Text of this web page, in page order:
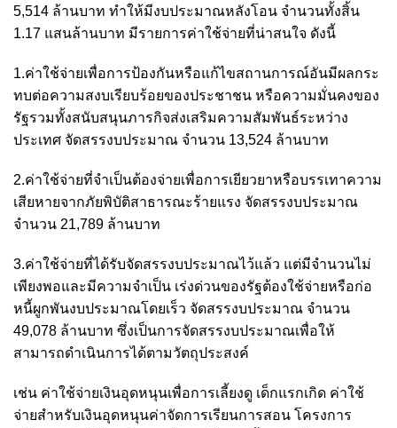
5,514 ล้านบาท ทำให้มีงบประมาณหลังโอน จำนวนทั้งสิ้น
1.17 แสนล้านบาท มีรายการค่าใช้จ่ายที่น่าสนใจ ดังนี้
1.ค่าใช้จ่ายเพื่อการป้องกันหรือแก้ไขสถานการณ์อันมีผลกระ
ทบต่อความสงบเรียบร้อยของประชาชน หรือความมั่นคงของ
รัฐรวมทั้งสนับสนุนภารกิจส่งเสริมความสัมพันธ์ระหว่าง
ประเทศ จัดสรรงบประมาณ จำนวน 13,524 ล้านบาท
2.ค่าใช้จ่ายที่จำเป็นต้องจ่ายเพื่อการเยียวยาหรือบรรเทาความ
เสียหายจากภัยพิบัติสาธารณะร้ายแรง จัดสรรงบประมาณ
จำนวน 21,789 ล้านบาท
3.ค่าใช้จ่ายที่ได้รับจัดสรรงบประมาณไว้แล้ว แต่มีจำนวนไม่
เพียงพอและมีความจำเป็น เร่งด่วนของรัฐต้องใช้จ่ายหรือก่อ
หนี้ผูกพันงบประมาณโดยเร็ว จัดสรรงบประมาณ จำนวน
49,078 ล้านบาท ซึ่งเป็นการจัดสรรงบประมาณเพื่อให้
สามารถดำเนินการได้ตามวัตถุประสงค์
เช่น ค่าใช้จ่ายเงินอุดหนุนเพื่อการเลี้ยงดู เด็กแรกเกิด ค่าใช้
จ่ายสำหรับเงินอุดหนุนค่าจัดการเรียนการสอน โครงการ